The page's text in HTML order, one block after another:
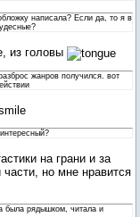
написала? Если да, то я в
из головы
жанров получился. вот
на грани и за
но мне нравится
была рядышком, читала и